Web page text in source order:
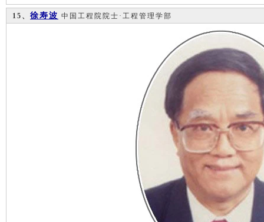
15、 徐寿波 中国工程院院士·工程管理学部